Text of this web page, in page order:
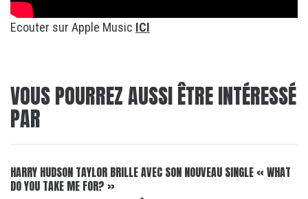
Ecouter sur Apple Music ICI
VOUS POURREZ AUSSI ÊTRE INTÉRESSÉ
PAR
HARRY HUDSON TAYLOR BRILLE AVEC SON NOUVEAU SINGLE « WHAT
DO YOU TAKE ME FOR? »